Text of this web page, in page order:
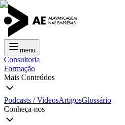
menu
Consultoria
Formação
Mais Conteúdos
Podcasts / VideosArtigosGlossário
Conheça-nos